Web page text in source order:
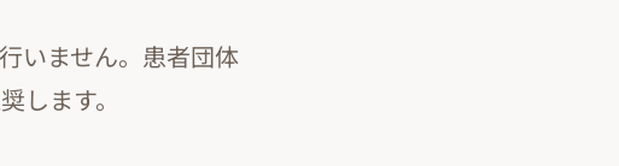
いません。患者団体
します。